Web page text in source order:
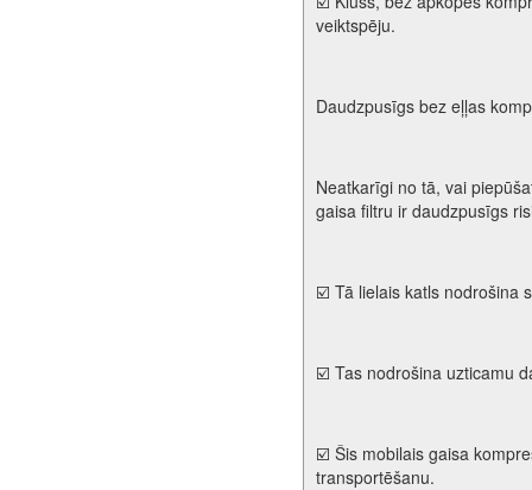
veiktspēju.
Daudzpusīgs bez eļļas
Neatkarīgi no tā, vai
gaisa filtru ir daudzpusīgs
☑️ Tā lielais katls nodrošina
☑️ Tas nodrošina uzticamu
☑️ Šis mobilais gaisa
transportēšanu.